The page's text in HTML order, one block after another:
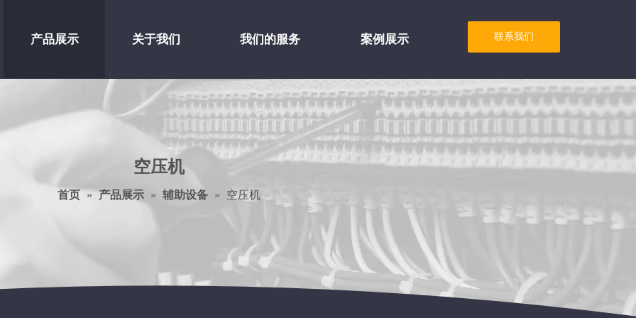
产品展示 关于我们 我们的服务 案例展示 联系我们
空压机
首页 » 产品展示 » 辅助设备 » 空压机